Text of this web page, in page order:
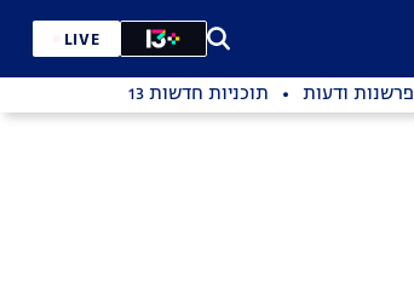
LIVE
פרשנות ודעות תוכניות חדשות 13